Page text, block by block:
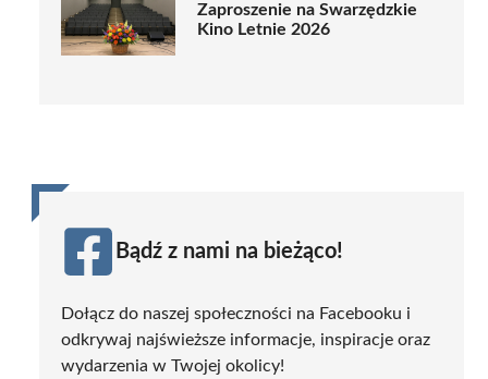
Zaproszenie na Swarzędzkie
Kino Letnie 2026
Bądź z nami na bieżąco!
Dołącz do naszej społeczności na Facebooku i
odkrywaj najświeższe informacje, inspiracje oraz
wydarzenia w Twojej okolicy!